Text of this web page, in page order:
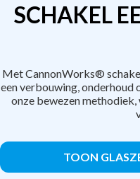
SCHAKEL
Met CannonWorks®
een verbouwing, onderhoud
onze bewezen
TOON